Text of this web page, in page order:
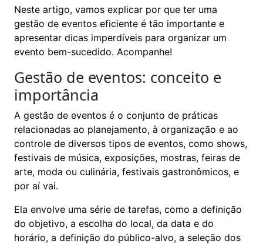
Neste artigo, vamos explicar por que ter uma
gestão de eventos eficiente é tão importante e
apresentar dicas imperdíveis para organizar um
evento bem-sucedido. Acompanhe!
Gestão de eventos: conceito e
importância
A gestão de eventos é o conjunto de práticas
relacionadas ao planejamento, à organização e ao
controle de diversos tipos de eventos, como shows,
festivais de música, exposições, mostras, feiras de
arte, moda ou culinária, festivais gastronômicos, e
por aí vai.
Ela envolve uma série de tarefas, como a definição
do objetivo, a escolha do local, da data e do
horário, a definição do público-alvo, a seleção dos